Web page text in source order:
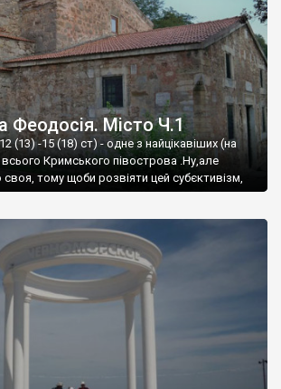
Феодосія. Місто Ч.1
(13) -15 (18) ст) - одне з найцікавіших (на
Кримського півострова .Ну,але
тому щоби розвіяти цей субєктивізм,
це